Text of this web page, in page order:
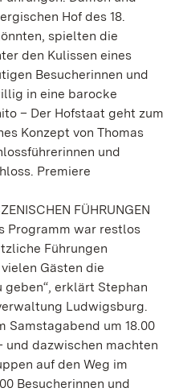
Hof des 18.
spielten die
den Kulissen eines
Besucherinnen und
in eine barocke
– Der Hofstaat geht zum
Konzept von Thomas
und
Premiere
FÜHRUNGEN
Programm war restlos
Führungen
Gästen die
erklärt Stephan
Ludwigsburg.
Samstagabend um 18.00
und dazwischen machten
auf den Weg im
Besucherinnen und